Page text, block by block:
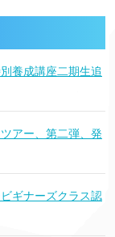
養成講座二期生追
アー、第二弾、発
ギナーズクラス認